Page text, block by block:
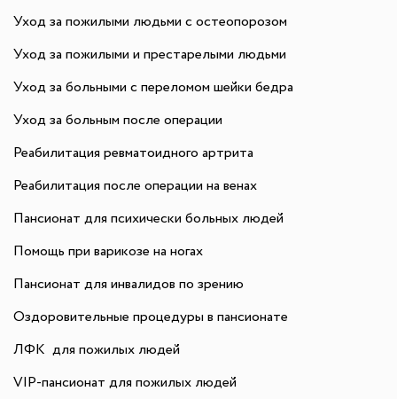
Уход за пожилыми людьми с остеопорозом
Уход за пожилыми и престарелыми людьми
Уход за больными с переломом шейки бедра
Уход за больным после операции
Реабилитация ревматоидного артрита
Реабилитация после операции на венах
Пансионат для психически больных людей
Помощь при варикозе на ногах
Пансионат для инвалидов по зрению
Оздоровительные процедуры в пансионате
ЛФК для пожилых людей
VIP-пансионат для пожилых людей